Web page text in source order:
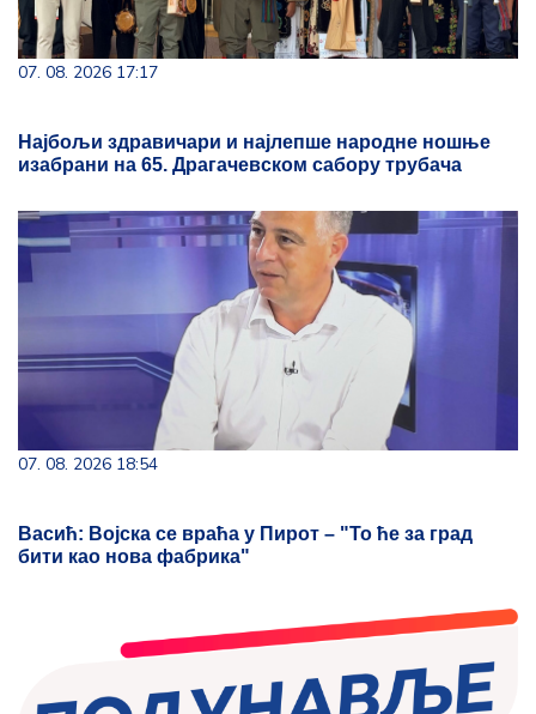
07. 08. 2026 17:17
Најбољи здравичари и најлепше народне ношње
изабрани на 65. Драгачевском сабору трубача
07. 08. 2026 18:54
Васић: Војска се враћа у Пирот – "То ће за град
бити као нова фабрика"